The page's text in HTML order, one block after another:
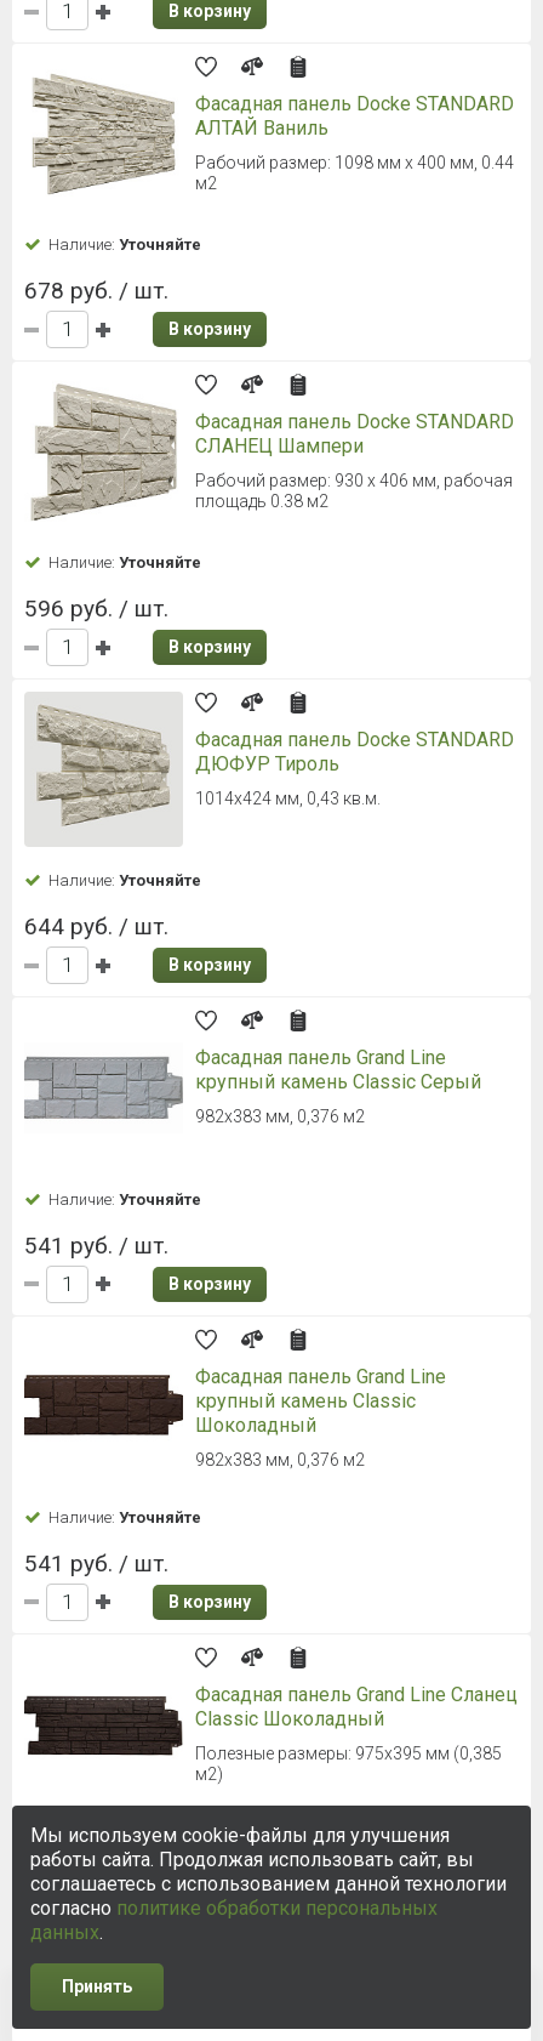
В корзину
Фасадная панель Docke STANDARD
АЛТАЙ Ваниль
Рабочий размер: 1098 мм х 400 мм, 0.44
м2
Наличие: Уточняйте
678 руб. / шт.
В корзину
Фасадная панель Docke STANDARD
СЛАНЕЦ Шампери
Рабочий размер: 930 х 406 мм, рабочая
площадь 0.38 м2
Наличие: Уточняйте
596 руб. / шт.
В корзину
Фасадная панель Docke STANDARD
ДЮФУР Тироль
1014х424 мм, 0,43 кв.м.
Наличие: Уточняйте
644 руб. / шт.
В корзину
Фасадная панель Grand Line
крупный камень Classic Серый
982х383 мм, 0,376 м2
Наличие: Уточняйте
541 руб. / шт.
В корзину
Фасадная панель Grand Line
крупный камень Classic
Шоколадный
982х383 мм, 0,376 м2
Наличие: Уточняйте
541 руб. / шт.
В корзину
Фасадная панель Grand Line Сланец
Classic Шоколадный
Полезные размеры: 975х395 мм (0,385
м2)
Наличие:Уточняйте
541 руб. / шт.
В корзину
Classic Графит
Мы используем cookie-файлы для улучшения
работы сайта. Продолжая использовать сайт, вы
соглашаетесь с использованием данной технологии
согласно политике обработки персональных
данных.
Принять